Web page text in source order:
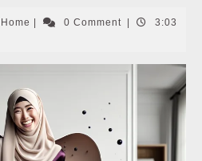
IndiHome0 Comment
3:03